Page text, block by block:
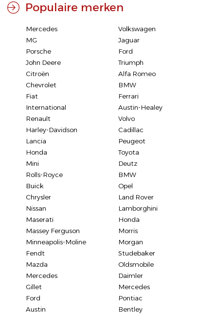
Populaire merken
Mercedes
Volkswagen
MG
Jaguar
Porsche
Ford
John Deere
Triumph
Citroën
Alfa Romeo
Chevrolet
BMW
Fiat
Ferrari
International
Austin-Healey
Renault
Volvo
Harley-Davidson
Cadillac
Lancia
Peugeot
Honda
Toyota
Mini
Deutz
Rolls-Royce
BMW
Buick
Opel
Chrysler
Land Rover
Nissan
Lamborghini
Maserati
Honda
Massey Ferguson
Morris
Minneapolis-Moline
Morgan
Fendt
Studebaker
Mazda
Oldsmobile
Mercedes
Daimler
Gillet
Mercedes
Ford
Pontiac
Austin
Bentley